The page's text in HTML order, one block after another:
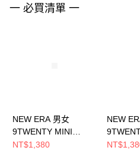
４．使用「AFTEE先享後付」時，將依
一 必買清單 一
NEW ERA 男女
9TWENTY MINI
LOGO 洋基 深藍/白
NT$1,380
NEW
LOGO